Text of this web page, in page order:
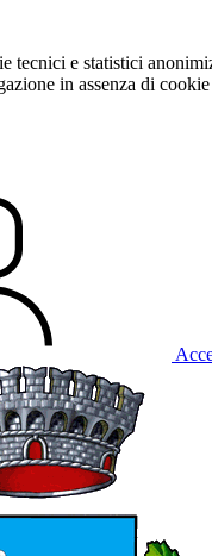
tecnici e statistici
in assenza di